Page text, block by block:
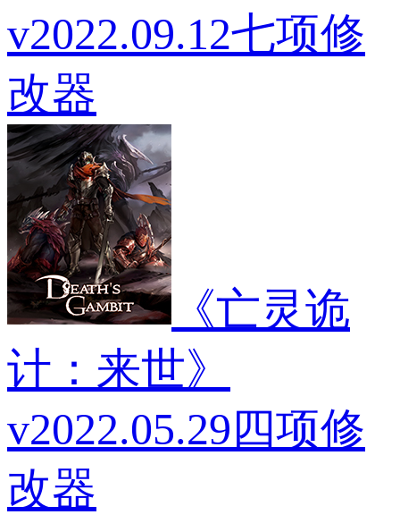
v2022.09.12七项修
改器
《亡灵诡
计：来世》
v2022.05.29四项修
改器